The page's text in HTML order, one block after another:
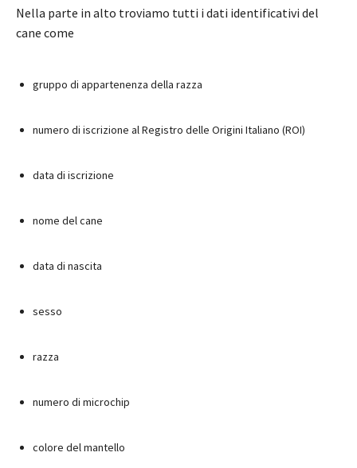
Nella parte in alto troviamo tutti i dati identificativi del
cane come
gruppo di appartenenza della razza
numero di iscrizione al Registro delle Origini Italiano (ROI)
data di iscrizione
nome del cane
data di nascita
sesso
razza
numero di microchip
colore del mantello